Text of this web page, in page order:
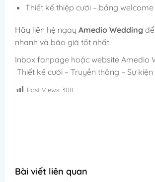
Thiết kế thiệp cưới – bảng welcome
Hãy liên hệ ngay Amedio Wedding
nhanh và báo giá tốt nhất.
Inbox fanpage hoặc website Amedio
Thiết kế cưới – Truyền thông – Sự
Post Views: 308
Bài viết liên quan